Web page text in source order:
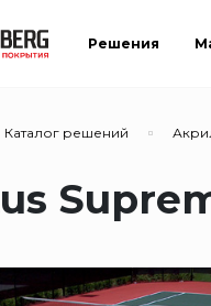
Решения
Каталог решений